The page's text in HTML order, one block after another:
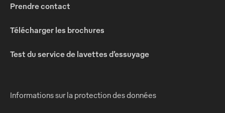
Prendre contact
Télécharger les brochures
Test du service de lavettes d’essuyage
Informations sur la protection des données